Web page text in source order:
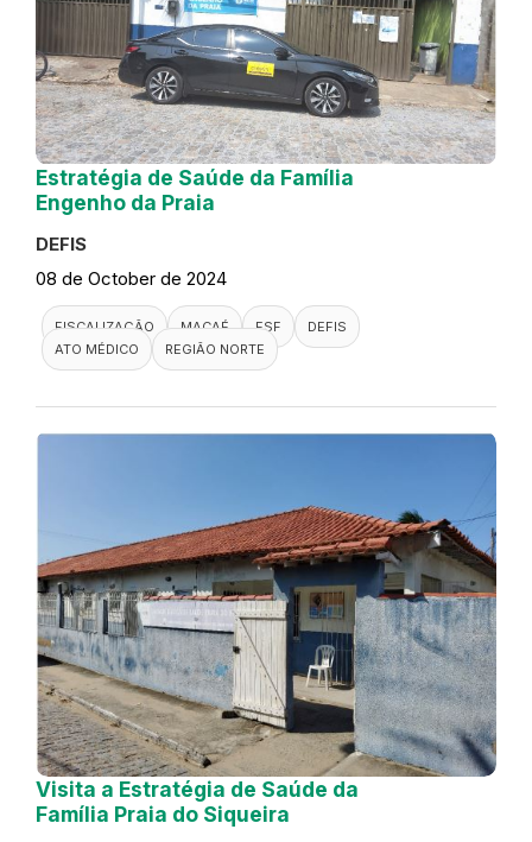
Estratégia de Saúde da Família
Engenho da Praia
DEFIS
08 de October de 2024
FISCALIZAÇÃO MACAÉ ESF
DEFIS
ATO MÉDICO
REGIÃO NORTE
Visita a Estratégia de Saúde da
Família Praia do Siqueira